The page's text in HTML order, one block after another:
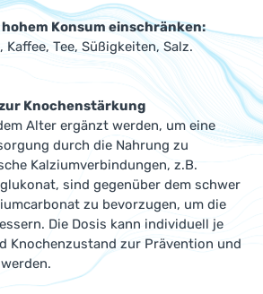
hohem Konsum einschränken:
Tee, Süßigkeiten, Salz.
Knochenstärkung
Alter ergänzt werden, um eine
durch die Nahrung zu
Kalziumverbindungen, z.B.
sind gegenüber dem schwer
zu bevorzugen, um die
Die Dosis kann individuell je
Knochenzustand zur Prävention und